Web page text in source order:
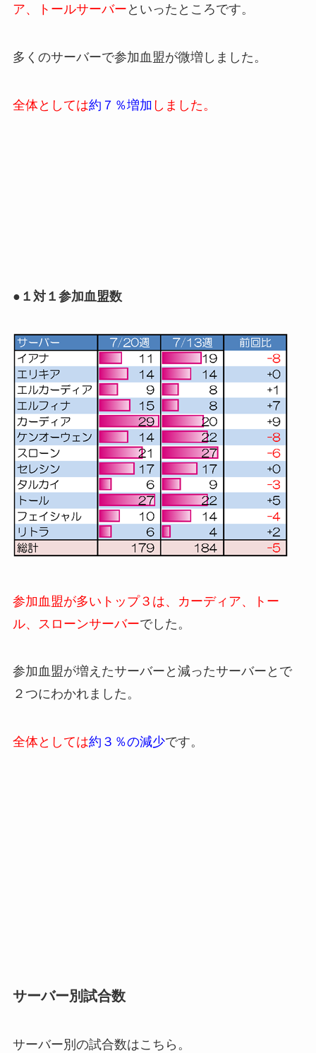
ア、トールサーバー といったところです。
多くのサーバーで参加血盟が微増しました。
全体としては約７％増加 しました。
●１対１参加血盟数
参加血盟が多いトップ３は、カーディア、トー
ル、スローンサーバーでした。
参加血盟が増えたサーバーと減ったサーバーとで
２つにわかれました。
全体としては約３％の減少です。
サーバー別試合数
サーバー別の試合数はこちら。